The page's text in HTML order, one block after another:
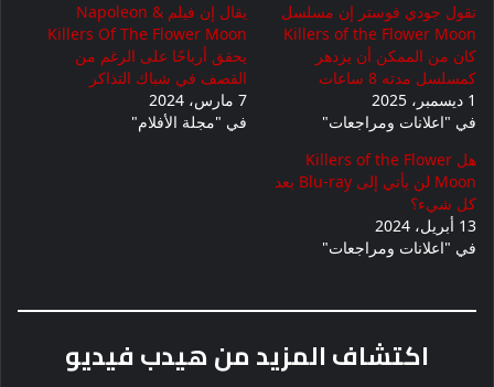
تقول جودي فوستر إن مسلسل
Killers of the Flower Moon
كان من الممكن أن يزدهر
كمسلسل مدته 8 ساعات
1 ديسمبر، 2025
في "اعلانات ومراجعات"
يقال إن فيلم Napoleon &
Killers Of The Flower Moon
يحقق أرباحًا على الرغم من
القصف في شباك التذاكر
7 مارس، 2024
في "مجلة الأفلام"
هل Killers of the Flower
Moon لن يأتي إلى Blu-ray بعد
كل شيء؟
13 أبريل، 2024
في "اعلانات ومراجعات"
اكتشاف المزيد من هيدب فيديو